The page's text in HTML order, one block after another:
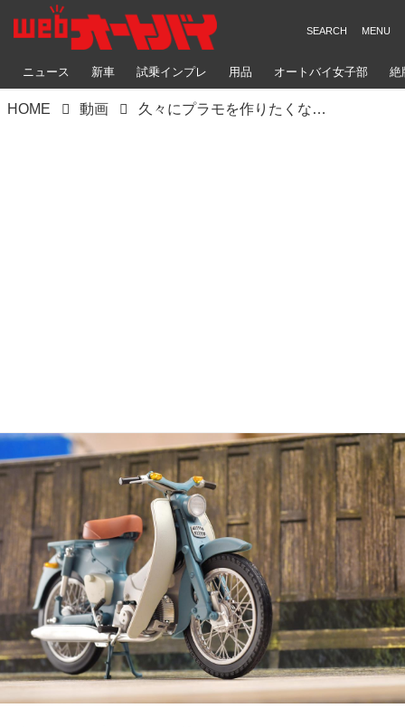
ニュース 新車 試乗インプレ 用品 オートバイ女子部 絶
HOME 動画 久々にプラモを作りたくなったので、憧れのC100を作るのだ。〈若林浩志のスーパー・カブカブ・ダイアリーズ Vol.108〉